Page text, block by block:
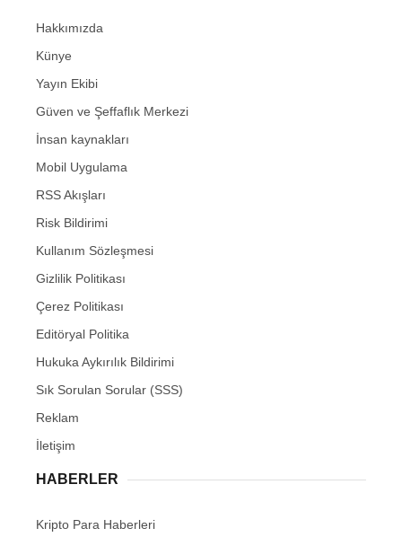
Hakkımızda
Künye
Yayın Ekibi
Güven ve Şeffaflık Merkezi
İnsan kaynakları
Mobil Uygulama
RSS Akışları
Risk Bildirimi
Kullanım Sözleşmesi
Gizlilik Politikası
Çerez Politikası
Editöryal Politika
Hukuka Aykırılık Bildirimi
Sık Sorulan Sorular (SSS)
Reklam
İletişim
HABERLER
Kripto Para Haberleri